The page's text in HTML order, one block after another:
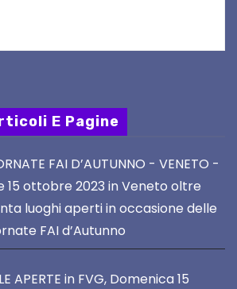
E Pagine
FAI D’AUTUNNO - VENETO -
15 ottobre 2023 in Veneto oltre
luoghi aperti in occasione delle
FAI d’Autunno
APERTE in FVG, Domenica 15